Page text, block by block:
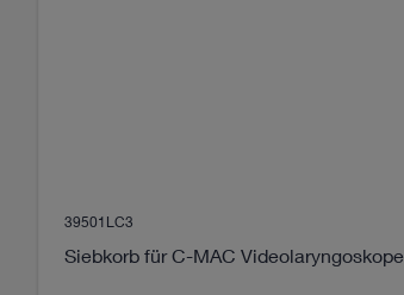
39501LC3
Siebkorb für C-MAC Videolaryngoskope